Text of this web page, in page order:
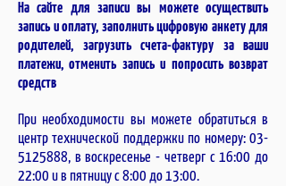
На сайте для записи вы можете осуществить
запись и оплату, заполнить цифровую анкету для
родителей, загрузить счета-фактуру за ваши
платежи, отменить запись и попросить возврат
средств
При необходимости вы можете обратиться в
центр технической поддержки по номеру: 03-
5125888, в воскресенье - четверг с 16:00 до
22:00 и в пятницу с 8:00 до 13:00.